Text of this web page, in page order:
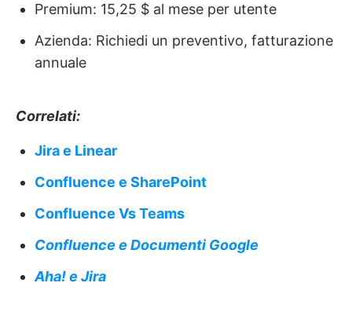
Premium: 15,25 $ al mese per utente
Azienda: Richiedi un preventivo, fatturazione
annuale
Correlati:
Jira e Linear
Confluence e SharePoint
Confluence Vs Teams
Confluence e Documenti Google
Aha! e Jira